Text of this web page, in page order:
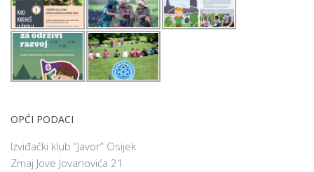
OPĆI PODACI
Izviđački klub “Javor” Osijek
Zmaj Jove Jovanovića 21